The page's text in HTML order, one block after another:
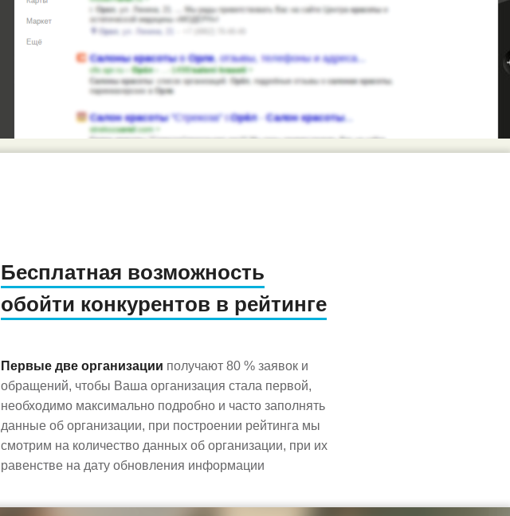
Бесплатная возможность
обойти конкурентов в рейтинге
Первые две организации получают 80 % заявок и
обращений, чтобы Ваша организация стала первой,
необходимо максимально подробно и часто заполнять
данные об организации, при построении рейтинга мы
смотрим на количество данных об организации, при их
равенстве на дату обновления информации